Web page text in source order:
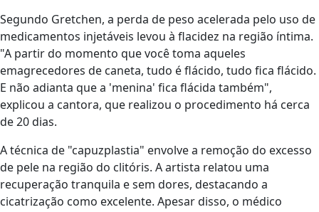
Segundo Gretchen, a perda de peso acelerada pelo uso de
medicamentos injetáveis levou à flacidez na região íntima.
"A partir do momento que você toma aqueles
emagrecedores de caneta, tudo é flácido, tudo fica flácido.
E não adianta que a 'menina' fica flácida também",
explicou a cantora, que realizou o procedimento há cerca
de 20 dias.
A técnica de "capuzplastia" envolve a remoção do excesso
de pele na região do clitóris. A artista relatou uma
recuperação tranquila e sem dores, destacando a
cicatrização como excelente. Apesar disso, o médico